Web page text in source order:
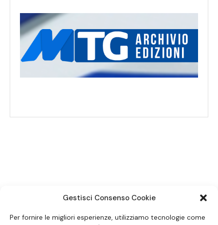
Gestisci Consenso Cookie
Per fornire le migliori esperienze, utilizziamo tecnologie come